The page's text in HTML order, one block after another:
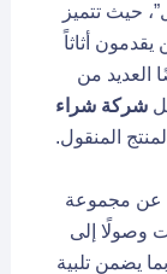
حيث تتميز
أثاثاً
العديد من
شركة شراء
المنقول.
عن مجموعة
وصولًا إلى
يضمن تلبية